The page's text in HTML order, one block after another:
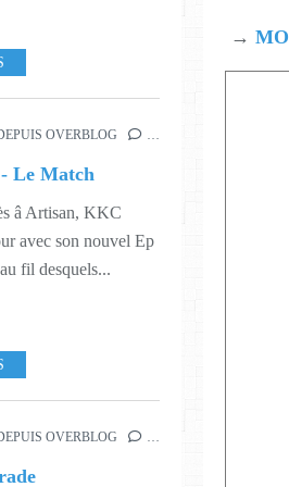
OVERBLOG …
Le Match
â Artisan, KKC
avec son nouvel Ep
fil desquels...
OVERBLOG …
→